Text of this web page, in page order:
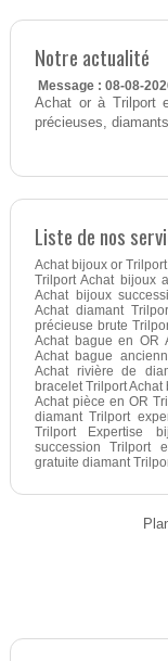
Notre actualité
Message : 08-08-
Achat or à Trilport
précieuses, diamants
Liste de nos
Achat bijoux or
Trilport Achat bijoux
Achat bijoux
Achat diamant
précieuse brute
Achat bague en OR
Achat bague
Achat rivière de
bracelet Trilport
Achat pièce en OR
diamant Trilport
Trilport Expertise
succession Trilport
gratuite diamant